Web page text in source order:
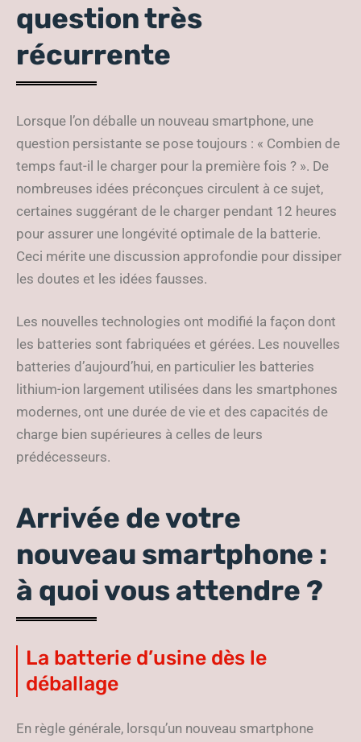
question très
récurrente
Lorsque l’on déballe un nouveau smartphone, une
question persistante se pose toujours : « Combien de
temps faut-il le charger pour la première fois ? ». De
nombreuses idées préconçues circulent à ce sujet,
certaines suggérant de le charger pendant 12 heures
pour assurer une longévité optimale de la batterie.
Ceci mérite une discussion approfondie pour dissiper
les doutes et les idées fausses.
Les nouvelles technologies ont modifié la façon dont
les batteries sont fabriquées et gérées. Les nouvelles
batteries d’aujourd’hui, en particulier les batteries
lithium-ion largement utilisées dans les smartphones
modernes, ont une durée de vie et des capacités de
charge bien supérieures à celles de leurs
prédécesseurs.
Arrivée de votre
nouveau smartphone :
à quoi vous attendre ?
La batterie d’usine dès le
déballage
En règle générale, lorsqu’un nouveau smartphone